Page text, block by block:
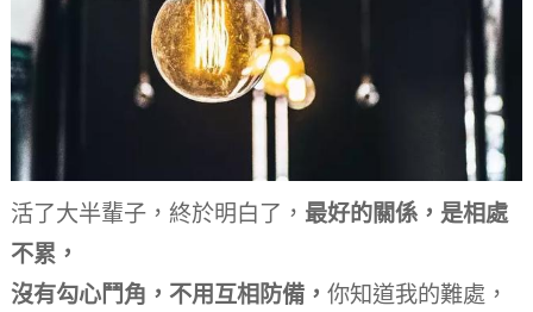
活了大半輩子， 終於明白了， 最好的關係，是相處
不累，
沒有勾心鬥角，不用互相防備， 你知道我的難處，